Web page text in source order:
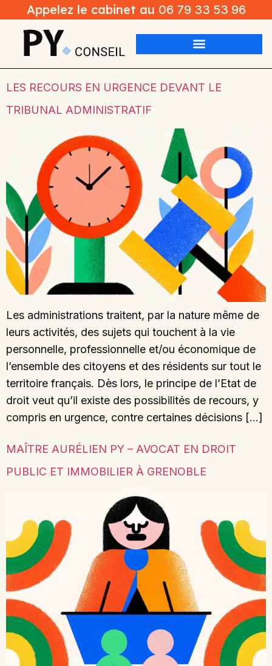
Appelez le cabinet au 06 79 33 53 96
LES RECOURS EN URGENCE DEVANT LE
TRIBUNAL ADMINISTRATIF
Les administrations traitent, par la nature même de
leurs activités, des sujets qui touchent à la vie
personnelle, professionnelle et/ou économique de
l’ensemble des citoyens et des résidents sur tout le
territoire français. Dès lors, le principe de l’Etat de
droit veut qu’il existe des possibilités de recours, y
compris en urgence, contre certaines décisions […]
MAÎTRE AURÉLIEN PY – AVOCAT EN DROIT
PUBLIC ET IMMOBILIER À GRENOBLE